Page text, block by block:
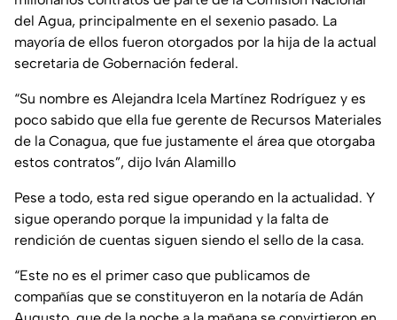
del Agua, principalmente en el sexenio pasado. La
mayoría de ellos fueron otorgados por la hija de la actual
secretaria de Gobernación federal.
“Su nombre es Alejandra Icela Martínez Rodríguez y es
poco sabido que ella fue gerente de Recursos Materiales
de la Conagua, que fue justamente el área que otorgaba
estos contratos”, dijo Iván Alamillo
Pese a todo, esta red sigue operando en la actualidad. Y
sigue operando porque la impunidad y la falta de
rendición de cuentas siguen siendo el sello de la casa.
“Este no es el primer caso que publicamos de
compañías que se constituyeron en la notaría de Adán